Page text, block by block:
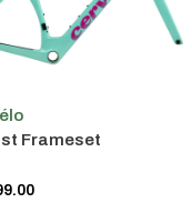
Frameset